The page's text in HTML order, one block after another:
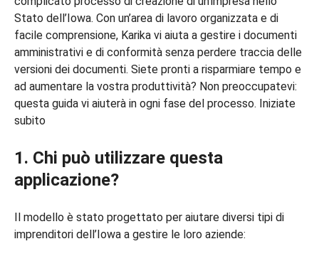
Stato dell’Iowa. Con un’area di lavoro organizzata e di
facile comprensione, Karika vi aiuta a gestire i documenti
amministrativi e di conformità senza perdere traccia delle
versioni dei documenti. Siete pronti a risparmiare tempo e
ad aumentare la vostra produttività? Non preoccupatevi:
questa guida vi aiuterà in ogni fase del processo. Iniziate
subito
1. Chi può utilizzare questa
applicazione?
Il modello è stato progettato per aiutare diversi tipi di
imprenditori dell’Iowa a gestire le loro aziende: